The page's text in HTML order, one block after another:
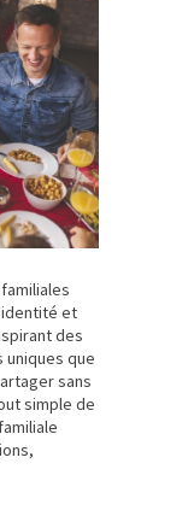
et
des
que
sans
simple de